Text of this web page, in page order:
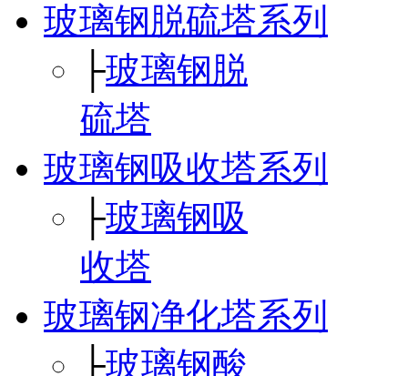
玻璃钢脱硫塔系列
├玻璃钢脱
硫塔
玻璃钢吸收塔系列
├玻璃钢吸
收塔
玻璃钢净化塔系列
├玻璃钢酸